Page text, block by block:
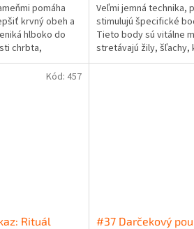
pomáha
krvný obeh a
hlboko do
chrbta,
Veľmi jemná technika,
stimulujú špecifické
Tieto body sú vitálne
stretávajú žily, šľachy,
brány k...
Rituál
Kód: 457
#37 Darčekový